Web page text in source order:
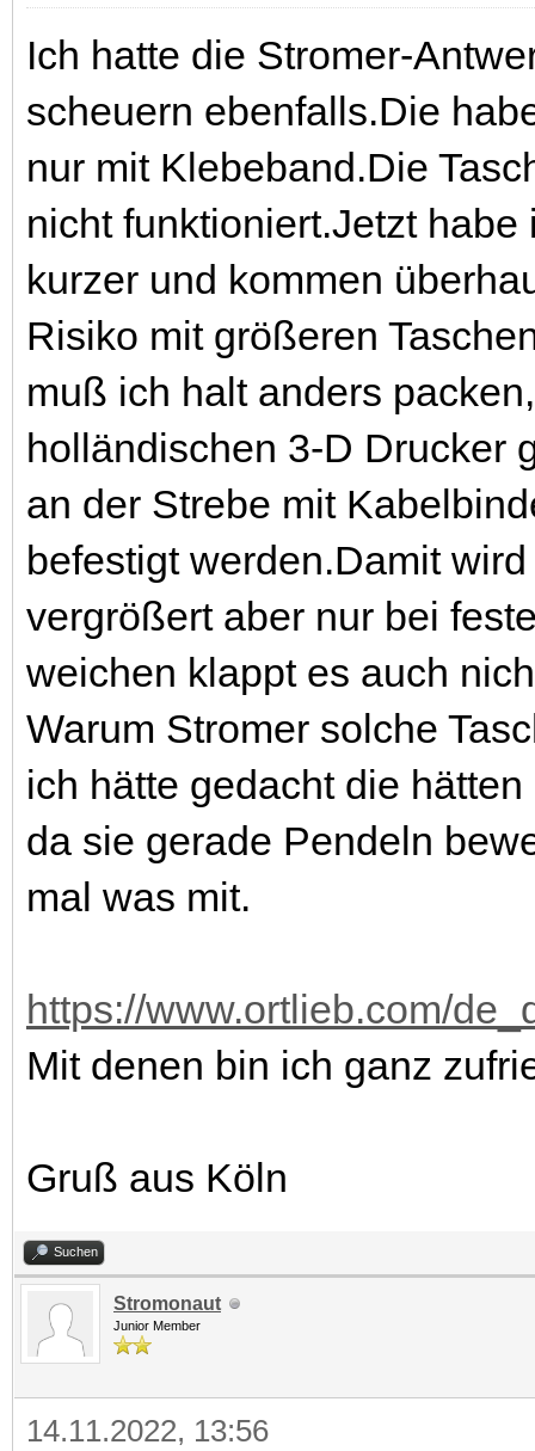
Ich hatte die Stromer-
scheuern ebenfalls.Die
nur mit Klebeband.Die
nicht funktioniert.Jetzt
kurzer und kommen
Risiko mit größeren
muß ich halt anders
holländischen 3-D Drucker
an der Strebe mit
befestigt werden.Damit
vergrößert aber nur bei
weichen klappt es auch
Warum Stromer solche
ich hätte gedacht die
da sie gerade Pendeln
mal was mit.
https://www.ortlieb.com/
Mit denen bin ich ganz
Gruß aus Köln
Suchen
Stromonaut
Junior Member
14.11.2022, 13:56